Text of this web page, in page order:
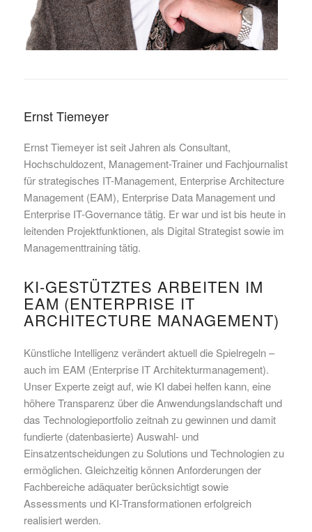
Ernst Tiemeyer
Ernst Tiemeyer ist seit Jahren als Consultant,
Hochschuldozent, Management-Trainer und Fachjournalist
für strategisches IT-Management, Enterprise Architecture
Management (EAM), Enterprise Data Management und
Enterprise IT-Governance tätig. Er war und ist bis heute in
leitenden Projektfunktionen, als Digital Strategist sowie im
Managementtraining tätig.
KI-GESTÜTZTES ARBEITEN IM
EAM (ENTERPRISE IT
ARCHITECTURE MANAGEMENT)
Künstliche Intelligenz verändert aktuell die Spielregeln –
auch im EAM (Enterprise IT Architekturmanagement).
Unser Experte zeigt auf, wie KI dabei helfen kann, eine
höhere Transparenz über die Anwendungslandschaft und
das Technologieportfolio zeitnah zu gewinnen und damit
fundierte (datenbasierte) Auswahl- und
Einsatzentscheidungen zu Solutions und Technologien zu
ermöglichen. Gleichzeitig können Anforderungen der
Fachbereiche adäquater berücksichtigt sowie
Assessments und KI-Transformationen erfolgreich
realisiert werden.